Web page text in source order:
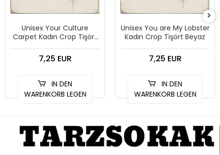
Unisex Your Culture
Carpet Kadın Crop Tişört
7,25 EUR
IN DEN
WARENKORB LEGEN
Unisex You are My Lobster
Kadın Crop Tişört Beyaz
7,25 EUR
IN DEN
WARENKORB LEGEN